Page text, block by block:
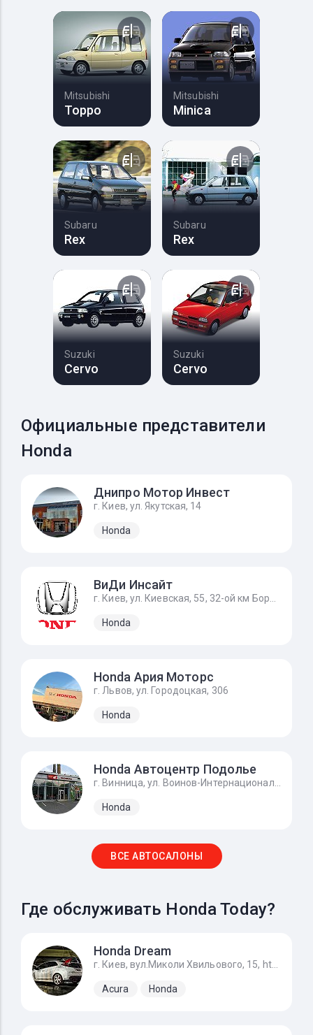
Mitsubishi
Toppo
Mitsubishi
Minica
Subaru
Rex
Subaru
Rex
Suzuki
Cervo
Suzuki
Cervo
Официальные представители
Honda
Днипро Мотор Инвест
г. Киев, ул. Якутская, 14
Honda
ВиДи Инсайт
Honda
Honda Ария Моторс
г. Львов, ул. Городоцкая, 306
Honda
Honda Автоцентр Подолье
Honda
ВСЕ АВТОСАЛОНЫ
Где обслуживать Honda Today?
Honda Dream
г. Киев, вул.Миколи Хвильового, 15, https://g.page/STO_Honda?share
Acura Honda